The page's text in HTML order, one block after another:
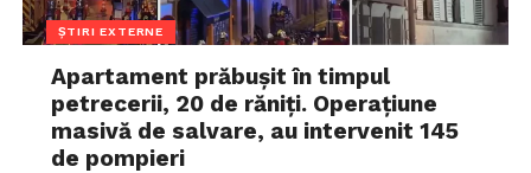
ȘTIRI EXTERNE
Apartament prăbușit în timpul
petrecerii, 20 de răniți. Operațiune
masivă de salvare, au intervenit 145
de pompieri